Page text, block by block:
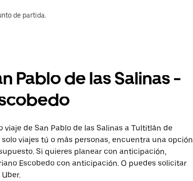
de partida.
Pablo de las Salinas -
de San Pablo de las Salinas a Tultitlán de
viajes tú o más personas, encuentra una opción
Si quieres planear con anticipación,
Escobedo con anticipación. O puedes solicitar